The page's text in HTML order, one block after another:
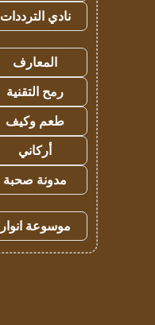
نادي الترددات
المعارف
رمح التقنية
طعم وكيف
أركاني
مدونة صحبة
موسوعة انوار